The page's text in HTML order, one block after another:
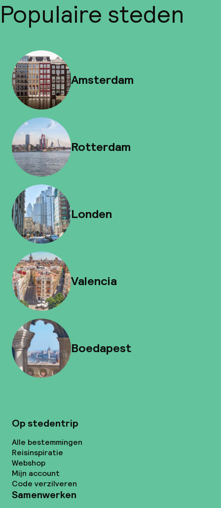
Populaire steden
Amsterdam
Rotterdam
Londen
Valencia
Boedapest
Op stedentrip
Alle bestemmingen
Reisinspiratie
Webshop
Mijn account
Code verzilveren
Samenwerken